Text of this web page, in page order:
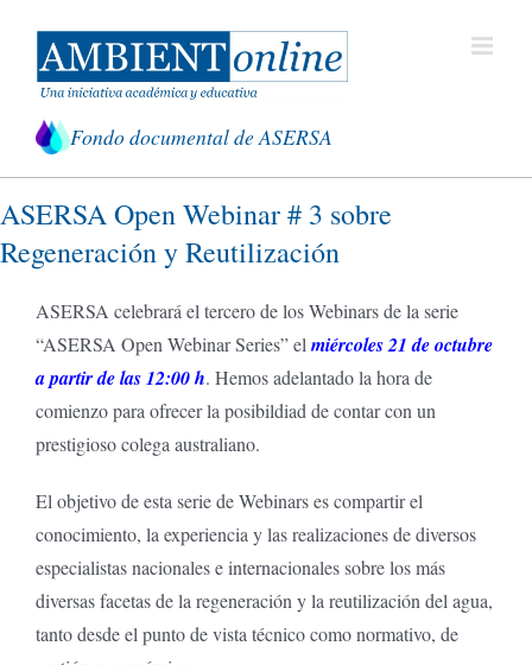
contenido
Fondo documental de ASERSA
ASERSA Open Webinar # 3 sobre
Regeneración y Reutilización
ASERSA celebrará el tercero de los Webinars de la serie
“ASERSA Open Webinar Series” el miércoles 21 de octubre
a partir de las 12:00 h. Hemos adelantado la hora de
comienzo para ofrecer la posibildiad de contar con un
prestigioso colega australiano.
El objetivo de esta serie de Webinars es compartir el
conocimiento, la experiencia y las realizaciones de diversos
especialistas nacionales e internacionales sobre los más
diversas facetas de la regeneración y la reutilización del agua,
tanto desde el punto de vista técnico como normativo, de